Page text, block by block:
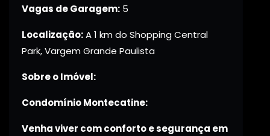
Vagas de Garagem: 5
Localização:A 1 km do Shopping Central
Park, Vargem Grande Paulista
Sobre o Imóvel:
Condomínio Montecatine:
Venha viver com conforto e segurança em